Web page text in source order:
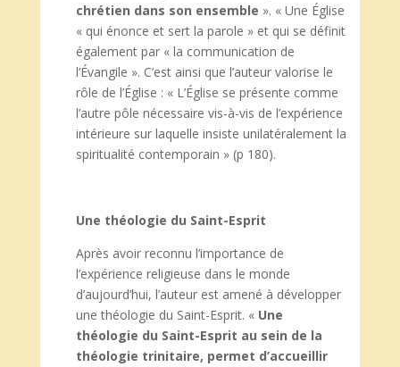
chrétien dans son ensemble ». « Une Église
« qui énonce et sert la parole » et qui se définit
également par « la communication de
l’Évangile ». C’est ainsi que l’auteur valorise le
rôle de l’Église : « L’Église se présente comme
l’autre pôle nécessaire vis-à-vis de l’expérience
intérieure sur laquelle insiste unilatéralement la
spiritualité contemporain » (p 180).
Une théologie du Saint-Esprit
Après avoir reconnu l’importance de
l’expérience religieuse dans le monde
d’aujourd’hui, l’auteur est amené à développer
une théologie du Saint-Esprit. « Une
théologie du Saint-Esprit au sein de la
théologie trinitaire, permet d’accueillir